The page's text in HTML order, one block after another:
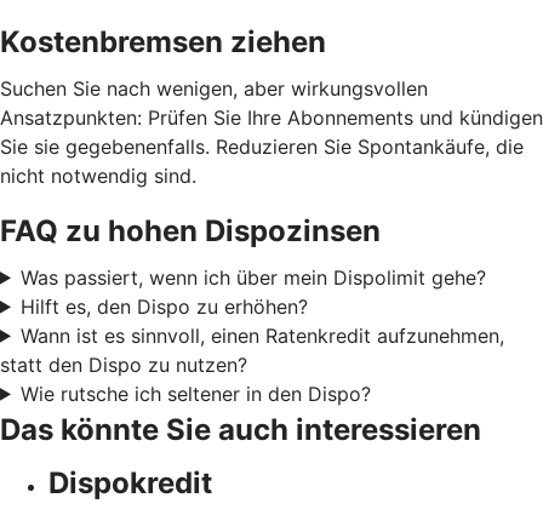
Kostenbremsen ziehen
Suchen Sie nach wenigen, aber wirkungsvollen
Ansatzpunkten: Prüfen Sie Ihre Abonnements und kündigen
Sie sie gegebenenfalls. Reduzieren Sie Spontankäufe, die
nicht notwendig sind.
FAQ zu hohen Dispozinsen
Was passiert, wenn ich über mein Dispolimit gehe?
Hilft es, den Dispo zu erhöhen?
Wann ist es sinnvoll, einen Ratenkredit aufzunehmen,
statt den Dispo zu nutzen?
Wie rutsche ich seltener in den Dispo?
Das könnte Sie auch interessieren
Dispokredit